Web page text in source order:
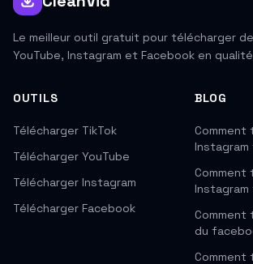
Le meilleur outil gratuit pour télécharger
YouTube, Instagram et Facebook en qualité
OUTILS
Télécharger TikTok
Télécharger YouTube
Télécharger Instagram
Télécharger Facebook
BLOG
Comment
Comment
Comment
du
Comment